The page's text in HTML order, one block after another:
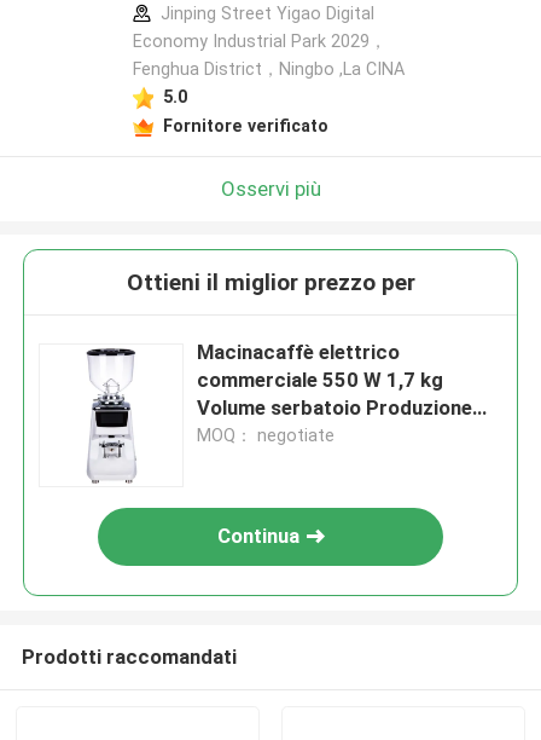
Jinping Street Yigao Digital
Economy Industrial Park 2029，
Fenghua District，Ningbo ,La CINA
5.0
Fornitore verificato
Osservi più
Ottieni il miglior prezzo per
Macinacaffè elettrico
commerciale 550 W 1,7 kg
Volume serbatoio Produzione
online
MOQ： negotiate
Continua
Prodotti raccomandati